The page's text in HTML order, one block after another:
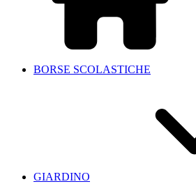
BORSE SCOLASTICHE
GIARDINO